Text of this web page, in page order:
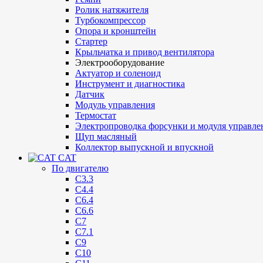
Ролик натяжителя
Турбокомпрессор
Опора и кронштейн
Стартер
Крыльчатка и привод вентилятора
Электрооборудование
Актуатор и соленоид
Инструмент и диагностика
Датчик
Модуль управления
Термостат
Электропроводка форсунки и модуля
Щуп масляный
Коллектор выпускной и впускной
CAT
По двигателю
C3.3
C4.4
C6.4
C6.6
C7
C7.1
C9
C10